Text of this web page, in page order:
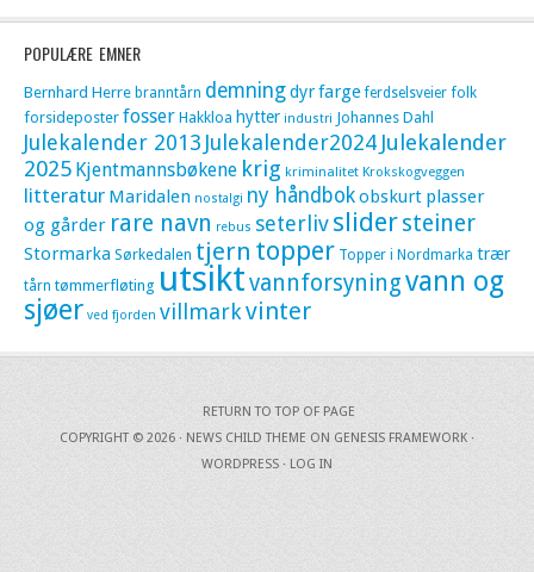
POPULÆRE EMNER
Bernhard Herre branntårn demningdyrfarge ferdselsveier folk
forsideposter fosser Hakkloa hytter industri Johannes Dahl
Julekalender 2013 Julekalender2024 Julekalender
2025 Kjentmannsbøkene krig kriminalitet Krokskogveggen
litteratur Maridalen nostalgi ny håndbokobskurt plasser
og gårder rare navn rebus seterlivslidersteiner
Stormarka Sørkedalen tjern topper Topper i Nordmarka trær
tårn tømmerfløting utsiktvannforsyningvann og
sjøer ved fjorden villmarkvinter
RETURN TO TOP OF PAGE
COPYRIGHT © 2026 · NEWS CHILD THEME ON GENESIS FRAMEWORK ·
WORDPRESS · LOG IN